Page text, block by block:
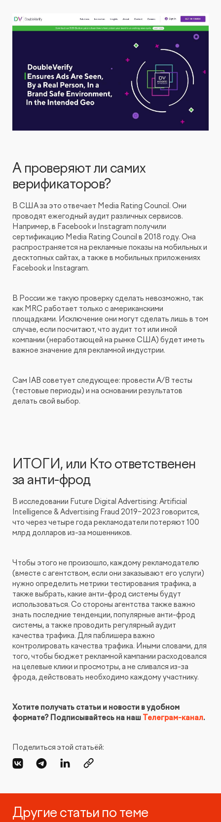
А проверяют ли самих
верификаторов?
В США за это отвечает Media Rating Council. Они
проводят ежегодный аудит различных сервисов.
Например, в Facebook и Instagram получили
сертификацию Media Rating Council в 2018 году. Она
распространяется на рекламные показы на мобильных и
десктопных сайтах, а также в мобильных приложениях
Facebook и Instagram.
В России же такую проверку сделать невозможно, так
как MRC работает только с американскими
площадками. Исключение они могут сделать лишь в том
случае, если посчитают, что аудит тот или иной
компании (неработающей на рынке США) будет иметь
важное значение для рекламной индустрии.
Сам IAB советует следующее: провести A/B тесты
(тестовые периоды) и на основании результатов
делать свой выбор.
ИТОГИ, или Кто ответственен
за анти-фрод
В исследовании Future Digital Advertising: Artificial
Intelligence & Advertising Fraud 2019−2023 говорится,
что через четыре года рекламодатели потеряют 100
млрд долларов из-за мошенников.
Чтобы этого не произошло, каждому рекламодателю
(вместе с агентством, если они заказывают его услуги)
нужно определить метрики тестирования трафика, а
также выбрать, какие анти-фрод системы будут
использоваться. Со стороны агентства также важно
знать последние тенденции, популярные анти-фрод
системы, а также проводить регулярный аудит
качества трафика. Для паблишера важно
контролировать качества трафика. Иными словами, для
того, чтобы бюджет рекламной кампании расходовался
на целевые клики и просмотры, а не сливался из-за
фрода, действовать необходимо каждому участнику.
Хотите получать статьи и новости в удобном
формате? Подписывайтесь на наш Телеграм-канал.
Поделиться этой статьёй:
Другие статьи по теме